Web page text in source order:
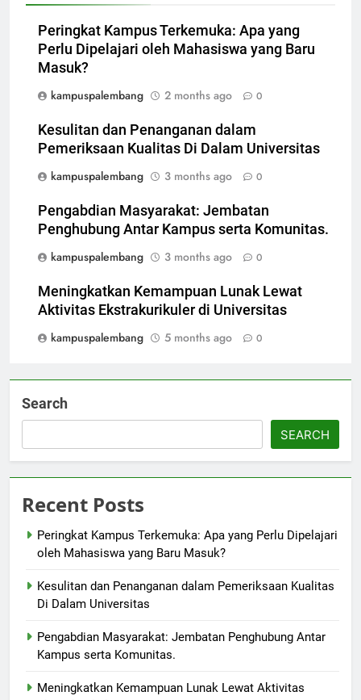
Peringkat Kampus Terkemuka: Apa yang
Perlu Dipelajari oleh Mahasiswa yang Baru
Masuk?
kampuspalembang
2 months ago 0
Kesulitan dan Penanganan dalam
Pemeriksaan Kualitas Di Dalam Universitas
kampuspalembang
3 months ago 0
Pengabdian Masyarakat: Jembatan
Penghubung Antar Kampus serta Komunitas.
kampuspalembang
3 months ago 0
Meningkatkan Kemampuan Lunak Lewat
Aktivitas Ekstrakurikuler di Universitas
kampuspalembang
5 months ago 0
Search
SEARCH
Recent Posts
Peringkat Kampus Terkemuka: Apa yang Perlu Dipelajari
oleh Mahasiswa yang Baru Masuk?
Kesulitan dan Penanganan dalam Pemeriksaan Kualitas
Di Dalam Universitas
Pengabdian Masyarakat: Jembatan Penghubung Antar
Kampus serta Komunitas.
Meningkatkan Kemampuan Lunak Lewat Aktivitas